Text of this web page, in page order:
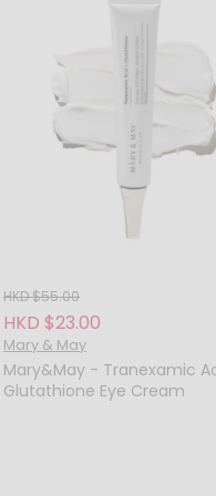
HKD $55.00
HKD $23.00
Mary & May
Mary&May - Tranexamic
Glutathione Eye Cream